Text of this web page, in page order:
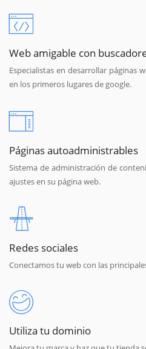
Web amigable con
Especialistas en desarrollar páginas
en los primeros lugares de google.
Páginas autoadministrables
Sistema de administración de
ajustes en su página web.
Redes sociales
Conectamos tu web con las
Utiliza tu dominio